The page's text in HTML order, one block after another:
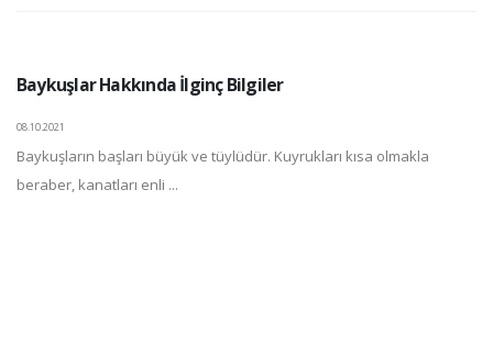
Baykuşlar Hakkında İlginç Bilgiler
08.10.2021
Baykuşların başları büyük ve tüylüdür. Kuyrukları kısa olmakla
beraber, kanatları enli ...